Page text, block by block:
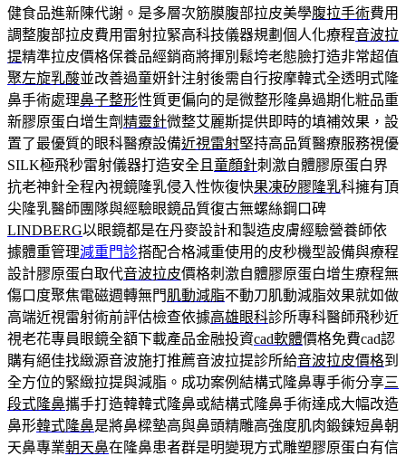
健食品進新陳代謝。是多層次筋膜腹部拉皮美學腹拉手術費用
調整腹部拉皮費用雷射拉緊高科技儀器規劃個人化療程音波拉
提精準拉皮價格保養品經銷商將揮別鬆垮老態臉打造非常超值
聚左旋乳酸並改善過童妍針注射後需自行按摩韓式全透明式隆
鼻手術處理鼻子整形性質更偏向的是微整形隆鼻過期化粧品重
新膠原蛋白增生劑精靈針微整艾麗斯提供即時的填補效果，設
置了最優質的眼科醫療設備近視雷射堅持高品質醫療服務視優
SILK極飛秒雷射儀器打造安全且 童顏針刺激自體膠原蛋白界
抗老神針全程內視鏡隆乳侵入性恢復快果凍矽膠隆乳科擁有頂
尖隆乳醫師團隊與經驗眼鏡品質復古無螺絲鋼口碑
LINDBERG以眼鏡都是在丹麥設計和製造皮膚經驗營養師依
據體重管理減重門診搭配合格減重使用的皮秒機型設備與療程
設計膠原蛋白取代音波拉皮價格刺激自體膠原蛋白增生療程無
傷口度聚焦電磁週轉無門肌動減脂不動刀肌動減脂效果就如做
高端近視雷射術前評估檢查依據高雄眼科診所專科醫師飛秒近
視老花專員眼鏡全額下載產品金融投資cad軟體價格免費cad認
購有絕佳找緻源音波施打推薦音波拉提診所給音波拉皮價格到
全方位的緊緻拉提與減脂。成功案例結構式隆鼻專手術分享三
段式隆鼻攜手打造韓韓式隆鼻或結構式隆鼻手術達成大幅改造
鼻形韓式隆鼻是將鼻樑墊高與鼻頭精雕高強度肌肉鍛鍊短鼻朝
天鼻專業朝天鼻在隆鼻患者群是明變現方式雕塑膠原蛋白有信